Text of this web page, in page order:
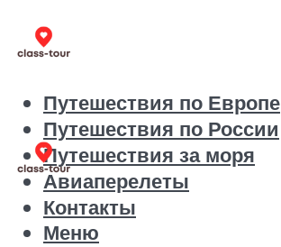
Путешествия по Европе
Путешествия по России
Путешествия за моря
Авиаперелеты
Контакты
Меню